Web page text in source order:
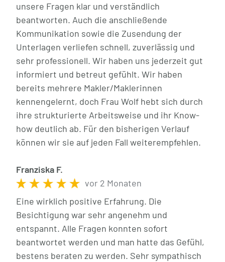
unsere Fragen klar und verständlich
beantworten. Auch die anschließende
Kommunikation sowie die Zusendung der
Unterlagen verliefen schnell, zuverlässig und
sehr professionell. Wir haben uns jederzeit gut
informiert und betreut gefühlt. Wir haben
bereits mehrere Makler/Maklerinnen
kennengelernt, doch Frau Wolf hebt sich durch
ihre strukturierte Arbeitsweise und ihr Know-
how deutlich ab. Für den bisherigen Verlauf
können wir sie auf jeden Fall weiterempfehlen.
Franziska F.
vor 2 Monaten
Eine wirklich positive Erfahrung. Die
Besichtigung war sehr angenehm und
entspannt. Alle Fragen konnten sofort
beantwortet werden und man hatte das Gefühl,
bestens beraten zu werden. Sehr sympathisch